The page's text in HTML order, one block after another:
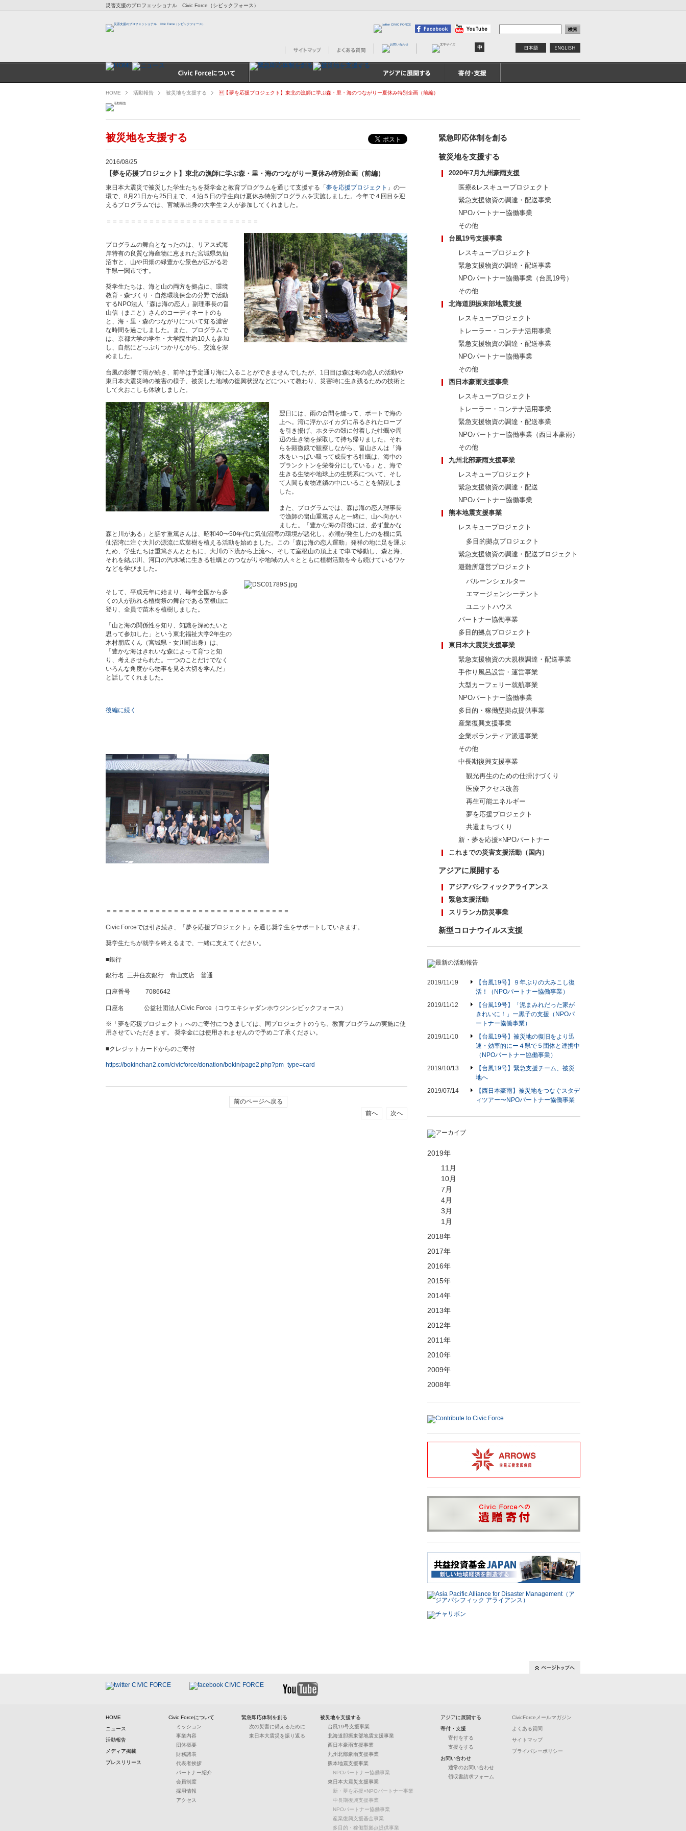
災害支援のプロフェッショナル Civic Force（シビックフォース）
HOME 活動報告 被災地を支援する 【夢を応援プロジェクト】東北の漁師に学ぶ森・里・海のつながりー夏休み特別企画（前編）
被災地を支援する
2016/08/25
【夢を応援プロジェクト】東北の漁師に学ぶ森・里・海のつながりー夏休み特別企画（前編）
東日本大震災で被災した学生たちを奨学金と教育プログラムを通じて支援する「 夢を応援プロジェクト 」の一
環で、8月21日から25日まで、４泊５日の学生向け夏休み特別プログラムを実施しました。今年で４回目を迎
えるプログラムでは、宮城県出身の大学生２人が参加してくれました。
＝＝＝＝＝＝＝＝＝＝＝＝＝＝＝＝＝＝＝＝＝＝＝＝＝
プログラムの舞台となったのは、リアス式海
岸特有の良質な海産物に恵まれた宮城県気仙
沼市と、山や田畑の緑豊かな景色が広がる岩
手県一関市です。
奨学生たちは、海と山の両方を拠点に、環境
教育・森づくり・自然環境保全の分野で活動
するNPO法人「森は海の恋人」副理事長の畠
山信（まこと）さんのコーディネートのも
と、海・里・森のつながりについて知る濃密
な時間を過ごしました。また、プログラムで
は、京都大学の学生・大学院生約10人も参加
し、自然にどっぷりつかりながら、交流を深
めました。
台風の影響で雨が続き、前半は予定通り海に入ることができませんでしたが、1日目は森は海の恋人の活動や
東日本大震災時の被害の様子、被災した地域の復興状況などについて教わり、災害時に生き残るための技術と
して火おこしも体験しました。
翌日には、雨の合間を縫って、ボートで海の
上へ。湾に浮かぶイカダに吊るされたロープ
を引き揚げ、ホタテの殻に付着した牡蠣や周
辺の生き物を採取して持ち帰りました。それ
らを顕微鏡で観察しながら、畠山さんは「海
水をいっぱい吸って成長する牡蠣は、海中の
プランクトンを栄養分にしている」と、海で
生きる生物や地球上の生態系について、そし
て人間も食物連鎖の中にいることを解説しま
した。
また、プログラムでは、森は海の恋人理事長
で漁師の畠山重篤さんと一緒に、山へ向かい
ました。「豊かな海の背後には、必ず豊かな
森と川がある」と話す重篤さんは、昭和40〜50年代に気仙沼湾の環境が悪化し、赤潮が発生したのを機に気
仙沼湾に注ぐ大川の源流に広葉樹を植える活動を始めました。この「森は海の恋人運動」発祥の地に足を運ぶ
ため、学生たちは重篤さんとともに、大川の下流から上流へ、そして室根山の頂上まで車で移動し、森と海、
それを結ぶ川、河口の汽水域に生きる牡蠣とのつながりや地域の人々とともに植樹活動を今も続けているワケ
などを学びました。
そして、平成元年に始まり、毎年全国から多
くの人が訪れる植樹祭の舞台である室根山に
登り、全員で苗木を植樹しました。
「山と海の関係性を知り、知識を深めたいと
思って参加した」という東北福祉大学2年生の
木村朋広くん（宮城県・女川町出身）は、
「豊かな海はきれいな森によって育つと知
り、考えさせられた。一つのことだけでなく
いろんな角度から物事を見る大切を学んだ」
と話してくれました。
後編に続く
＝＝＝＝＝＝＝＝＝＝＝＝＝＝＝＝＝＝＝＝＝＝＝＝＝＝＝＝＝＝
Civic Forceでは引き続き、「夢を応援プロジェクト」を通じ奨学生をサポートしていきます。
奨学生たちが就学を終えるまで、一緒に支えてください。
■銀行
銀行名 三井住友銀行 青山支店 普通
口座番号 7086642
口座名 公益社団法人Civic Force（コウエキシャダンホウジンシビックフォース）
※「夢を応援プロジェクト」へのご寄付につきましては、同プロジェクトのうち、教育プログラムの実施に使
用させていただきます。 奨学金には使用されませんので予めご了承ください。
■クレジットカードからのご寄付
https://bokinchan2.com/civicforce/donation/bokin/page2.php?pm_type=card
前のページへ戻る
前へ
次へ
緊急即応体制を創る
被災地を支援する
2020年7月九州豪雨支援
医療&レスキュープロジェクト
緊急支援物資の調達・配送事業
NPOパートナー協働事業
その他
台風19号支援事業
レスキュープロジェクト
緊急支援物資の調達・配送事業
NPOパートナー協働事業（台風19号）
その他
北海道胆振東部地震支援
レスキュープロジェクト
トレーラー・コンテナ活用事業
緊急支援物資の調達・配送事業
NPOパートナー協働事業
その他
西日本豪雨支援事業
レスキュープロジェクト
トレーラー・コンテナ活用事業
緊急支援物資の調達・配送事業
NPOパートナー協働事業（西日本豪雨）
その他
九州北部豪雨支援事業
レスキュープロジェクト
緊急支援物資の調達・配送
NPOパートナー協働事業
熊本地震支援事業
レスキュープロジェクト
多目的拠点プロジェクト
緊急支援物資の調達・配送プロジェクト
避難所運営プロジェクト
バルーンシェルター
エマージェンシーテント
ユニットハウス
パートナー協働事業
多目的拠点プロジェクト
東日本大震災支援事業
緊急支援物資の大規模調達・配送事業
手作り風呂設営・運営事業
大型カーフェリー就航事業
NPOパートナー協働事業
多目的・稼働型拠点提供事業
産業復興支援事業
企業ボランティア派遣事業
その他
中長期復興支援事業
観光再生のための仕掛けづくり
医療アクセス改善
再生可能エネルギー
夢を応援プロジェクト
共還まちづくり
新・夢を応援×NPOパートナー
これまでの災害支援活動（国内）
アジアに展開する
アジアパシフィックアライアンス
緊急支援活動
スリランカ防災事業
新型コロナウイルス支援
2019/11/19
【台風19号】９年ぶりの大みこし復
活！（NPOパートナー協働事業）
2019/11/12
【台風19号】「泥まみれだった家が
きれいに！」ー黒子の支援（NPOパ
ートナー協働事業）
2019/11/10
【台風19号】被災地の復旧をより迅
速・効率的にー４県で５団体と連携中
（NPOパートナー協働事業）
2019/10/13
【台風19号】緊急支援チーム、被災
地へ
2019/07/14
【西日本豪雨】被災地をつなぐスタデ
ィツアー〜NPOパートナー協働事業
2019年
11月
10月
7月
4月
3月
1月
2018年
2017年
2016年
2015年
2014年
2013年
2012年
2011年
2010年
2009年
2008年
HOME
ニュース
活動報告
メディア掲載
プレスリリース
Civic Forceについて
ミッション
事業内容
団体概要
財務諸表
代表者挨拶
パートナー紹介
会員制度
採用情報
アクセス
緊急即応体制を創る
次の災害に備えるために
東日本大震災を振り返る
被災地を支援する
台風19号支援事業
北海道胆振東部地震支援事業
西日本豪雨支援事業
九州北部豪雨支援事業
熊本地震支援事業
NPOパートナー協働事業
東日本大震災支援事業
新・夢を応援×NPOパートナー事業
中長期復興支援事業
NPOパートナー協働事業
産業復興支援基金事業
多目的・稼働型拠点提供事業
アジアに展開する
寄付・支援
寄付をする
支援をする
お問い合わせ
通常のお問い合わせ
領収書請求フォーム
CivicForceメールマガジン
よくある質問
サイトマップ
プライバシーポリシー